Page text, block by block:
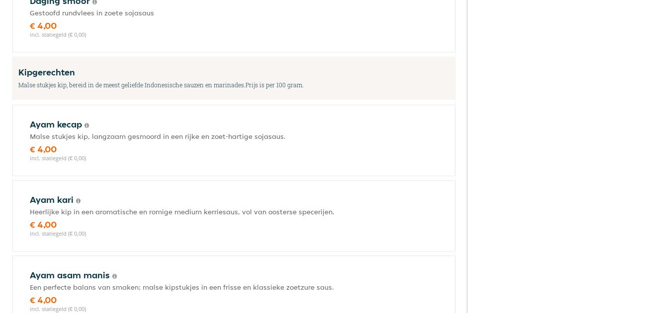
Gestoofd rundvlees in zoete sojasaus
€ 4,00
incl. statiegeld (€ 0,00)
Kipgerechten
Malse stukjes kip, bereid in de meest geliefde Indonesische sauzen en marinades.Prijs is per 100 gram.
Ayam kecap
Malse stukjes kip, langzaam gesmoord in een rijke en zoet-hartige sojasaus.
€ 4,00
incl. statiegeld (€ 0,00)
Ayam kari
Heerlijke kip in een aromatische en romige medium kerriesaus, vol van oosterse specerijen.
€ 4,00
incl. statiegeld (€ 0,00)
Ayam asam manis
Een perfecte balans van smaken; malse kipstukjes in een frisse en klassieke zoetzure saus.
€ 4,00
incl. statiegeld (€ 0,00)